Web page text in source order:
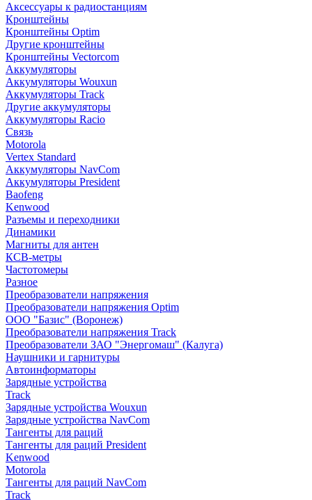
Аксессуары к радиостанциям
Кронштейны
Кронштейны Optim
Другие кронштейны
Кронштейны Vectorcom
Аккумуляторы
Аккумуляторы Wouxun
Аккумуляторы Track
Другие аккумуляторы
Аккумуляторы Racio
Связь
Motorola
Vertex Standard
Аккумуляторы NavCom
Аккумуляторы President
Baofeng
Kenwood
Разъемы и переходники
Динамики
Магниты для антен
КСВ-метры
Частотомеры
Разное
Преобразователи напряжения
Преобразователи напряжения Optim
ООО "Базис" (Воронеж)
Преобразователи напряжения Track
Преобразователи ЗАО "Энергомаш" (Калуга)
Наушники и гарнитуры
Автоинформаторы
Зарядные устройства
Track
Зарядные устройства Wouxun
Зарядные устройства NavCom
Тангенты для раций
Тангенты для раций President
Kenwood
Motorola
Тангенты для раций NavCom
Track